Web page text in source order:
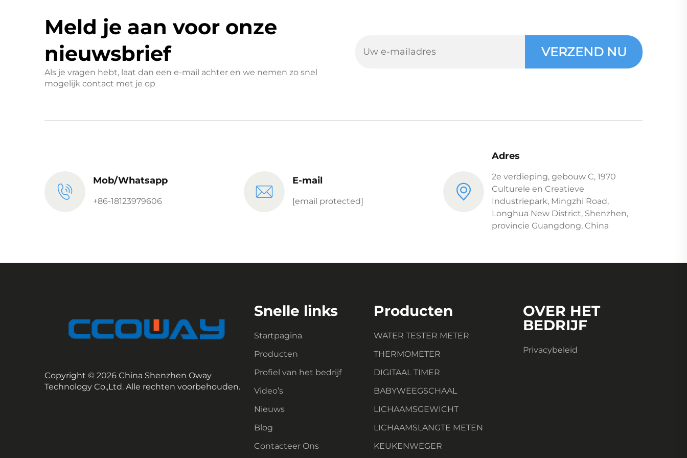
Meld je aan voor onze
nieuwsbrief
Als je vragen hebt, laat dan een e-mail achter en we nemen zo snel
mogelijk contact met je op
VERZEND NU
Mob/Whatsapp
+86-18123979606
E-mail
[email protected]
Adres
2e verdieping, gebouw C, 1970
Culturele en Creatieve
Industriepark, Mingzhi Road,
Longhua New District, Shenzhen,
provincie Guangdong, China
Copyright © 2026 China Shenzhen Oway
Technology Co.,Ltd. Alle rechten voorbehouden.
Snelle links
Startpagina
Producten
Profiel van het bedrijf
Video’s
Nieuws
Blog
Contacteer Ons
Producten
WATER TESTER METER
THERMOMETER
DIGITAAL TIMER
BABYWEEGSCHAAL
LICHAAMSGEWICHT
LICHAAMSLANGTE METEN
KEUKENWEGER
OVER HET
BEDRIJF
Privacybeleid